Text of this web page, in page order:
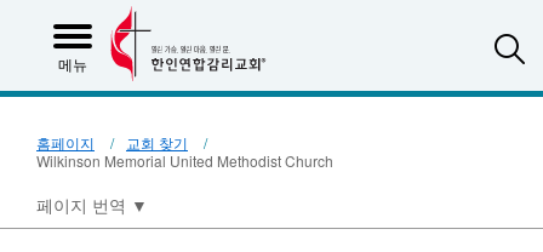
메뉴
홈페이지
교회 찾기
Wilkinson Memorial United Methodist Church
페이지 번역 ▼